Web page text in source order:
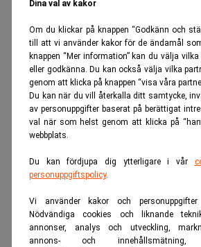
Dina val av kakor
Om du klickar på knappen “Godkänn och
till att vi använder kakor för de ändamål
knappen “Mer information” kan du välja
eller godkänna. Du kan också välja vilka
genom att klicka på knappen “visa våra
Du kan när du vill återkalla ditt samtycke,
av personuppgifter baserat på berättigat
val när som helst genom att klicka på
webbplats.
Du kan fördjupa dig ytterligare i vår
personuppgiftspolicy.
Vi använder kakor och
Nödvändiga cookies och liknande
annonser, analys och utveckling,
annons- och innehållsmätning,
Realtid.se Börs & finans
Svenskarna slår rekord i